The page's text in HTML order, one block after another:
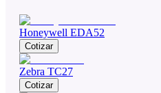
Honeywell EDA52
Cotizar
Zebra TC27
Cotizar